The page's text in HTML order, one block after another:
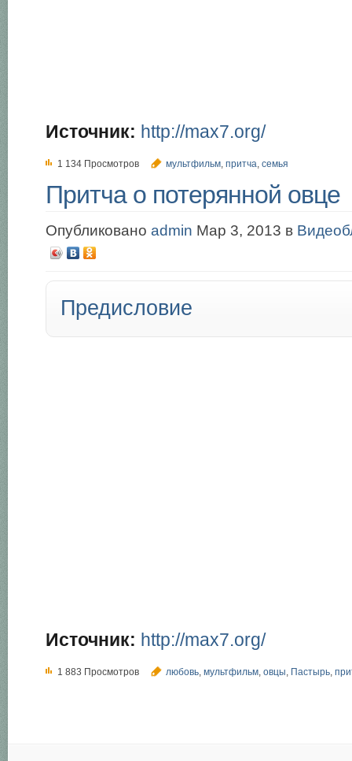
Источник: http://max7.org/
1 134 Просмотров мультфильм, притча, семья
Притча о потерянной овце
Опубликовано admin Мар 3, 2013 в
Предисловие
Источник: http://max7.org/
1 883 Просмотров любовь, мультфильм, овцы, Пастырь,